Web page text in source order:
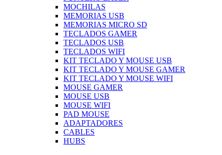
MOCHILAS
MEMORIAS USB
MEMORIAS MICRO SD
TECLADOS GAMER
TECLADOS USB
TECLADOS WIFI
KIT TECLADO Y MOUSE USB
KIT TECLADO Y MOUSE GAMER
KIT TECLADO Y MOUSE WIFI
MOUSE GAMER
MOUSE USB
MOUSE WIFI
PAD MOUSE
ADAPTADORES
CABLES
HUBS